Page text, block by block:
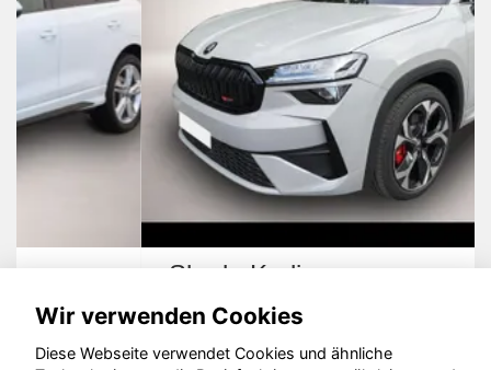
Skoda Kodiaq
Wir verwenden Cookies
Diese Webseite verwendet Cookies und ähnliche